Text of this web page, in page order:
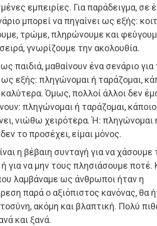
εμπειρίες. Για παράδειγμα, σε
μπορεί να πηγαίνει ως εξής:
τρώμε, πληρώνουμε και
γνωρίζουμε την ακολουθία.
παιδιά, μαθαίνουν ένα σενάριο
εξής: πληγώνομαι ή ταράζομαι,
Όμως, πολλοί άλλοι δεν
πληγώνομαι ή ταράζομαι,
νιώθω χειρότερα. Ή: πληγώνομαι
το προσέχει, είμαι μόνος.
η βέβαιη συνταγή για να χάσουμε
για να μην τους πλησιάσουμε ποτέ.
λαμβάναμε ως άνθρωποι ήταν η
παρά ο αξιόπιστος κανόνας, θα
ακόμη και βλαπτική. Πολύ
και ξανά.